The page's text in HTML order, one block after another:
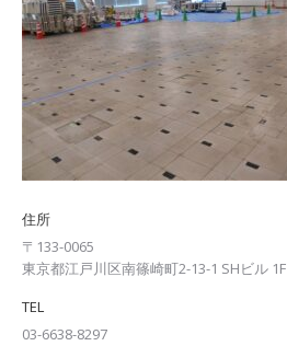
住所
〒133-0065
東京都江戸川区南篠崎町2-13-1 SHビル 1F
TEL
03-6638-8297